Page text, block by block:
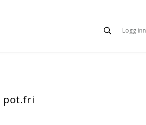
Logg inn
pot.fri